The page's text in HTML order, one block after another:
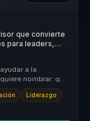
que convierte
para leaders,
a la
nombrar: que
Liderazgo